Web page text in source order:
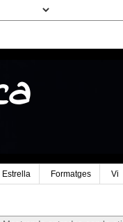
Estrella Formatges Vi